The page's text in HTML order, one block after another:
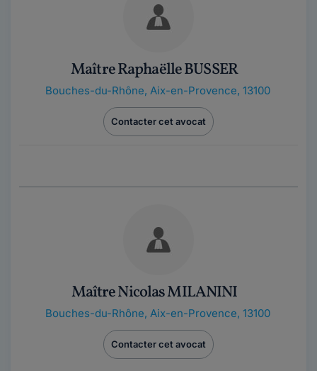
Maître Raphaëlle BUSSER
Bouches-du-Rhône, Aix-en-Provence, 13100
Contacter cet avocat
Maître Nicolas MILANINI
Bouches-du-Rhône, Aix-en-Provence, 13100
Contacter cet avocat